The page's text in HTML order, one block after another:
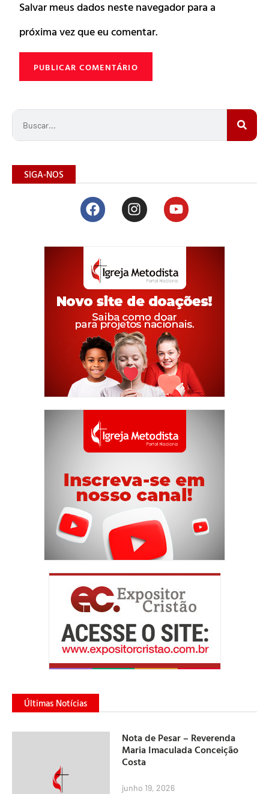
Salvar meus dados neste navegador para a
próxima vez que eu comentar.
SIGA-NOS
Últimas Notícias
Nota de Pesar – Reverenda
Maria Imaculada Conceição
Costa
junho 19, 2026